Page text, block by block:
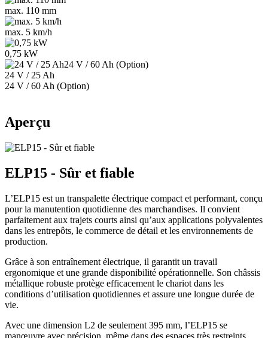
max. 110 mm
max. 5 km/h
0,75 kW
24 V / 25 Ah
24 V / 60 Ah (Option)
Aperçu
ELP15 - Sûr et fiable
L’ELP15 est un transpalette électrique compact et performant, conçu
pour la manutention quotidienne des marchandises. Il convient
parfaitement aux trajets courts ainsi qu’aux applications polyvalentes
dans les entrepôts, le commerce de détail et les environnements de
production.
Grâce à son entraînement électrique, il garantit un travail
ergonomique et une grande disponibilité opérationnelle. Son châssis
métallique robuste protège efficacement le chariot dans les
conditions d’utilisation quotidiennes et assure une longue durée de
vie.
Avec une dimension L2 de seulement 395 mm, l’ELP15 se
manœuvre avec précision, même dans des espaces très restreints.